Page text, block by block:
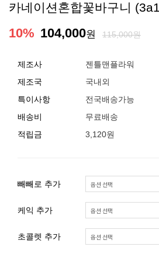
카네이션혼합꽃바구니
10% 104,000원 115,000원
제조사
젠틀맨플라워
제조국
국내외
특이사항
전국배송가능
배송비
무료배송
적립금
3,120원
빼빼로 추가
케익 추가
초콜렛 추가